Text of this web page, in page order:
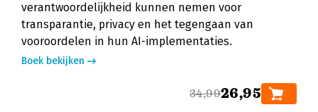
verantwoordelijkheid kunnen nemen voor
transparantie, privacy en het tegengaan van
vooroordelen in hun AI-implementaties.
Boek bekijken
34,9926,95